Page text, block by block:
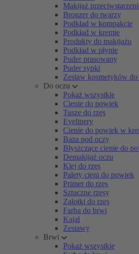
Makijaż
Bronzer do twarzy
Podkład w kompakcie
Podkład w kremie
Produkty do makijażu
Podkład w płynie
Puder prasowany
Puder sypki
Zestaw kosmetyków
Do oczu
Pokaż wszystkie
Cienie do powiek
Tusze do rzęs
Eyelinery
Cienie do powiek w
Baza pod oczy
Błyszczące cienie do
Demakijaż oczu
Klej do rzęs
Palety cieni do powiek
Primer do rzęs
Sztuczne rzęsy
Zalotki do rzęs
Farba do brwi
Kajal
Zestawy
Brwi
Pokaż wszystkie